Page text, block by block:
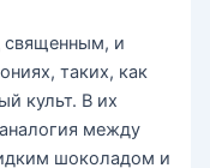
священным, и
таких, как
культ. В их
между
шоколадом и